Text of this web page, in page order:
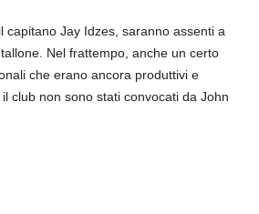
capitano Jay Idzes, saranno assenti a
Nel frattempo, anche un certo
che erano ancora produttivi e
club non sono stati convocati da John